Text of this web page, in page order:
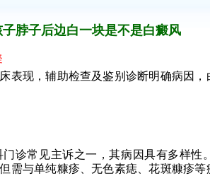
子脖子后边白一块是不是白癜风
现，辅助检查及鉴别诊断明确病因，
诊常见主诉之一，其病因具有多样性
需与单纯糠疹、无色素痣、花斑糠疹